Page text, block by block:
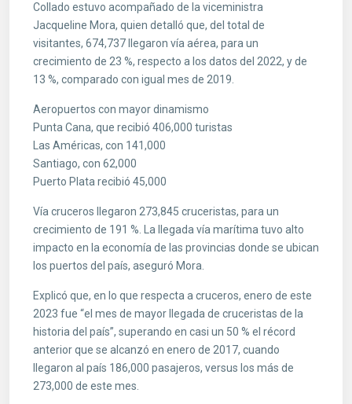
Collado estuvo acompañado de la viceministra
Jacqueline Mora, quien detalló que, del total de
visitantes, 674,737 llegaron vía aérea, para un
crecimiento de 23 %, respecto a los datos del 2022, y de
13 %, comparado con igual mes de 2019.
Aeropuertos con mayor dinamismo
Punta Cana, que recibió 406,000 turistas
Las Américas, con 141,000
Santiago, con 62,000
Puerto Plata recibió 45,000
Vía cruceros llegaron 273,845 cruceristas, para un
crecimiento de 191 %. La llegada vía marítima tuvo alto
impacto en la economía de las provincias donde se ubican
los puertos del país, aseguró Mora.
Explicó que, en lo que respecta a cruceros, enero de este
2023 fue “el mes de mayor llegada de cruceristas de la
historia del país”, superando en casi un 50 % el récord
anterior que se alcanzó en enero de 2017, cuando
llegaron al país 186,000 pasajeros, versus los más de
273,000 de este mes.